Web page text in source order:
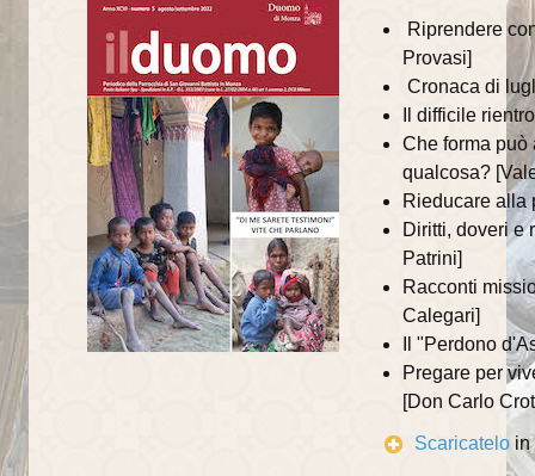
Consiglio Pastorale Parrocchiale
Commissioni del Consiglio Pastorale
Informazioni utili
Orari delle SS.Messe
Orari del Museo e Tesoro
Recapiti della Parrocchia
Recapiti della Comunità
Riprendere
Provasi]
Cronaca di
Il difficile
Che forma può
qualcosa?
Rieducare alla
Diritti, doveri e
Patrini]
Racconti
Calegari]
Il "Perdono
Pregare per
[Don Carlo
Scaricatelo in